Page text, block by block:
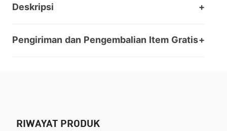
Deskripsi
Pengiriman dan Pengembalian Item Gratis
RIWAYAT PRODUK